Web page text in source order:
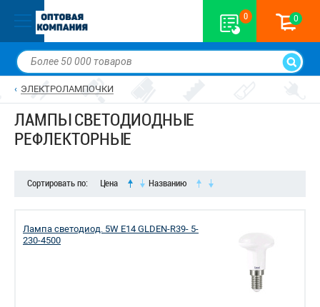
0 0
ЭЛЕКТРОЛАМПОЧКИ
ЛАМПЫ СВЕТОДИОДНЫЕ
РЕФЛЕКТОРНЫЕ
Сортировать по: Цена Названию
Лампа светодиод. 5W Е14 GLDEN-R39- 5-
230-4500